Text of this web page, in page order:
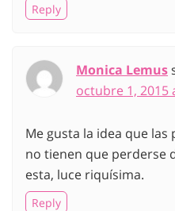
Reply
Monica Lemus
octubre 1, 2015
Me gusta la idea que
no tienen que perderse
esta, luce riquísima.
Reply